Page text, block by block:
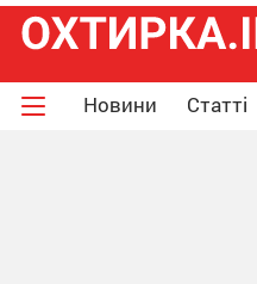
Новини Статті